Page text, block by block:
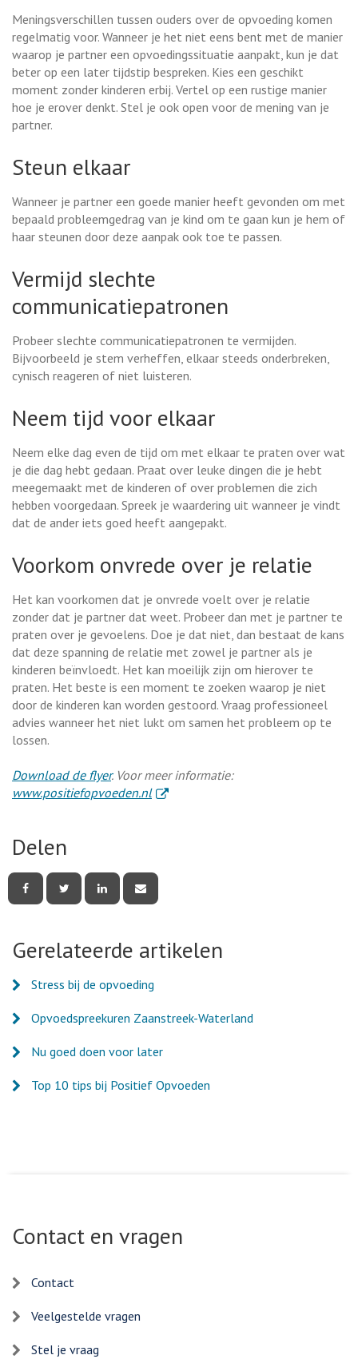
Meningsverschillen tussen ouders over de opvoeding komen
regelmatig voor. Wanneer je het niet eens bent met de manier
waarop je partner een opvoedingssituatie aanpakt, kun je dat
beter op een later tijdstip bespreken. Kies een geschikt
moment zonder kinderen erbij. Vertel op een rustige manier
hoe je erover denkt. Stel je ook open voor de mening van je
partner.
Steun elkaar
Wanneer je partner een goede manier heeft gevonden om met
bepaald probleemgedrag van je kind om te gaan kun je hem of
haar steunen door deze aanpak ook toe te passen.
Vermijd slechte
communicatiepatronen
Probeer slechte communicatiepatronen te vermijden.
Bijvoorbeeld je stem verheffen, elkaar steeds onderbreken,
cynisch reageren of niet luisteren.
Neem tijd voor elkaar
Neem elke dag even de tijd om met elkaar te praten over wat
je die dag hebt gedaan. Praat over leuke dingen die je hebt
meegemaakt met de kinderen of over problemen die zich
hebben voorgedaan. Spreek je waardering uit wanneer je vindt
dat de ander iets goed heeft aangepakt.
Voorkom onvrede over je relatie
Het kan voorkomen dat je onvrede voelt over je relatie
zonder dat je partner dat weet. Probeer dan met je partner te
praten over je gevoelens. Doe je dat niet, dan bestaat de kans
dat deze spanning de relatie met zowel je partner als je
kinderen beïnvloedt. Het kan moeilijk zijn om hierover te
praten. Het beste is een moment te zoeken waarop je niet
door de kinderen kan worden gestoord. Vraag professioneel
advies wanneer het niet lukt om samen het probleem op te
lossen.
Download de flyer. Voor meer informatie:
www.positiefopvoeden.nl. Externe link
Delen
deze deze deze deze
mail
Gerelateerde artikelen
Stress bij de opvoeding
Opvoedspreekuren Zaanstreek-Waterland
Nu goed doen voor later
Top 10 tips bij Positief Opvoeden
Contact en vragen
Contact
Veelgestelde vragen
Stel je vraag